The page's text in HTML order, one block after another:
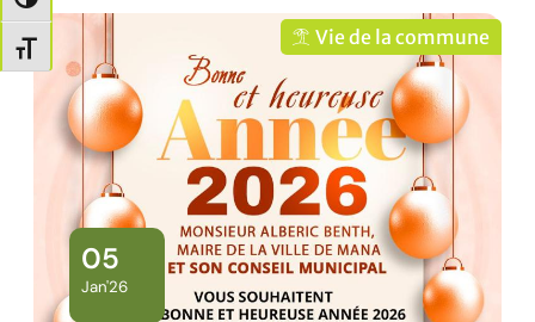
Changer la taille de la police
Vie de la commune
05
Jan'26